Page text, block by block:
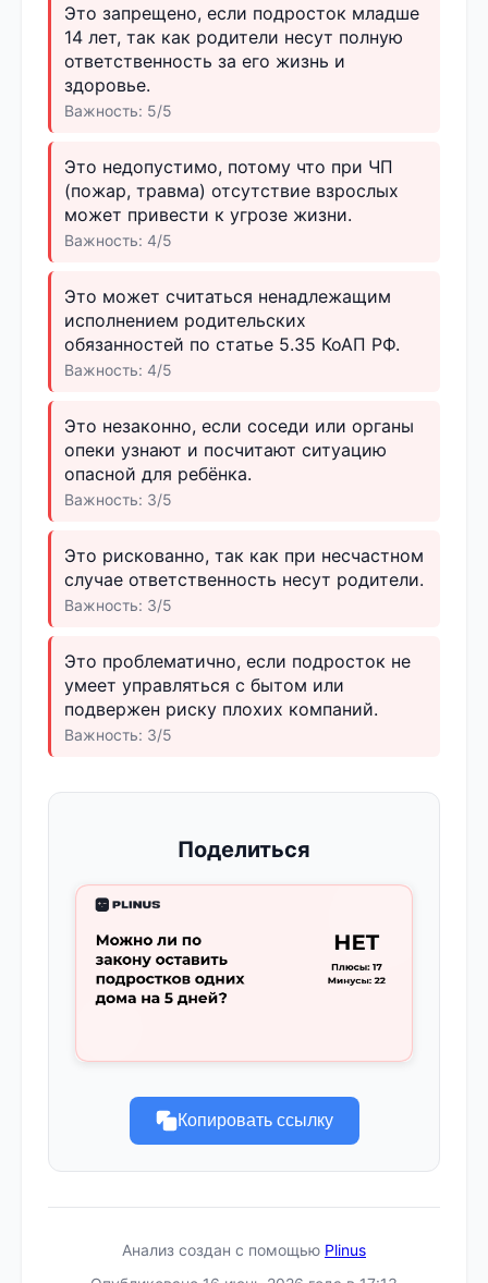
Это запрещено, если подросток младше
14 лет, так как родители несут полную
ответственность за его жизнь и
здоровье.
Важность: 5/5
Это недопустимо, потому что при ЧП
(пожар, травма) отсутствие взрослых
может привести к угрозе жизни.
Важность: 4/5
Это может считаться ненадлежащим
исполнением родительских
обязанностей по статье 5.35 КоАП РФ.
Важность: 4/5
Это незаконно, если соседи или органы
опеки узнают и посчитают ситуацию
опасной для ребёнка.
Важность: 3/5
Это рискованно, так как при несчастном
случае ответственность несут родители.
Важность: 3/5
Это проблематично, если подросток не
умеет управляться с бытом или
подвержен риску плохих компаний.
Важность: 3/5
Поделиться
Копировать ссылку
Анализ создан с помощью Plinus